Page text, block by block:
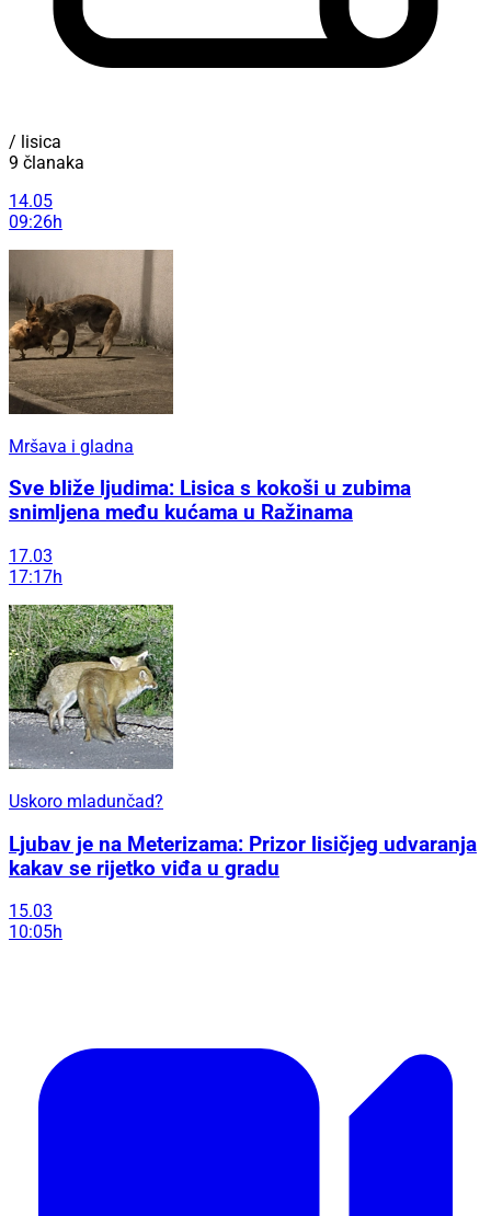
/ lisica
9 članaka
14.05
09:26h
Mršava i gladna
Sve bliže ljudima: Lisica s kokoši u zubima
snimljena među kućama u Ražinama
17.03
17:17h
Uskoro mladunčad?
Ljubav je na Meterizama: Prizor lisičjeg udvaranja
kakav se rijetko viđa u gradu
15.03
10:05h